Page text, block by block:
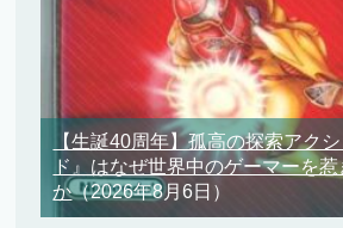
【生誕40周年】孤高の探索アク
ド』はなぜ世界中のゲーマーを
か（2026年8月6日）